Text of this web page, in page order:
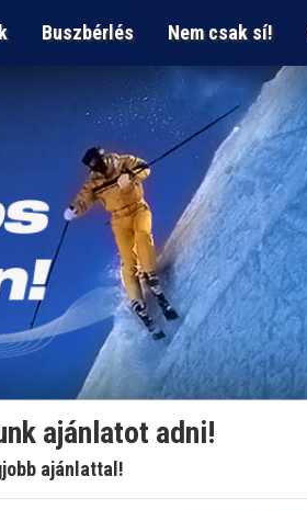
Buszbérlés Nem csak sí!
ajánlatot adni!
ajánlattal!